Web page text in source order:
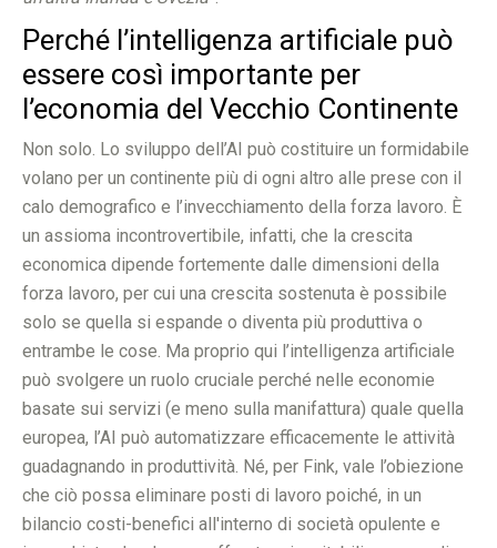
Perché l’intelligenza artificiale può
essere così importante per
l’economia del Vecchio Continente
Non solo. Lo sviluppo dell’AI può costituire un formidabile
volano per un continente più di ogni altro alle prese con il
calo demografico e l’invecchiamento della forza lavoro. È
un assioma incontrovertibile, infatti, che la crescita
economica dipende fortemente dalle dimensioni della
forza lavoro, per cui una crescita sostenuta è possibile
solo se quella si espande o diventa più produttiva o
entrambe le cose. Ma proprio qui l’intelligenza artificiale
può svolgere un ruolo cruciale perché nelle economie
basate sui servizi (e meno sulla manifattura) quale quella
europea, l’AI può automatizzare efficacemente le attività
guadagnando in produttività. Né, per Fink, vale l’obiezione
che ciò possa eliminare posti di lavoro poiché, in un
bilancio costi-benefici all'interno di società opulente e